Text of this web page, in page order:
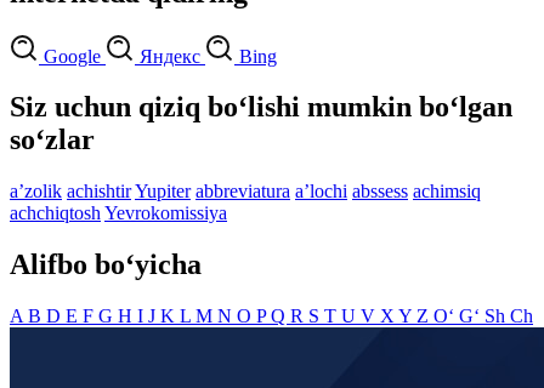
Google Яндекс Bing
Siz uchun qiziq bo‘lishi mumkin bo‘lgan
so‘zlar
aʼzolik achishtirYupiter abbreviatura aʼlochi abssess achimsiq
achchiqtosh Yevrokomissiya
Alifbo bo‘yicha
A B D E F G H I J K L M N O PQ R S T U V X Y Z O‘ G‘ Sh Ch